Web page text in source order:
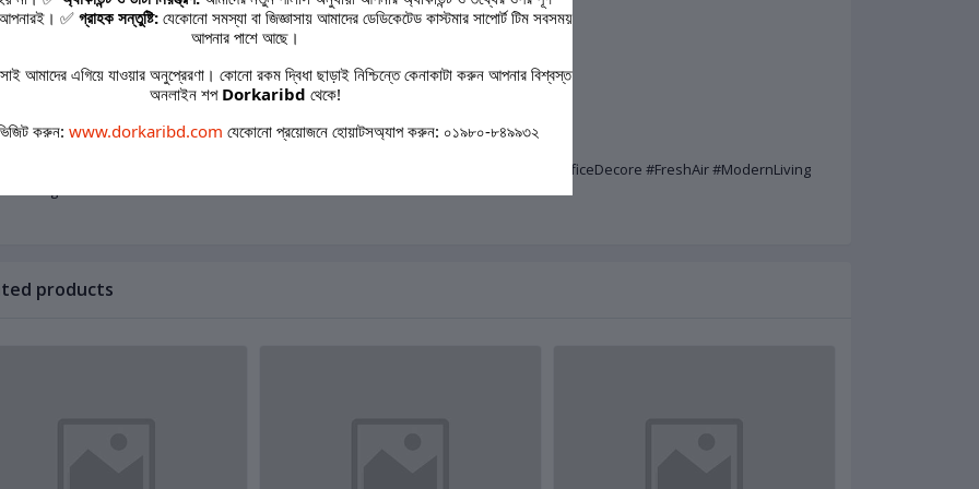
করার নিয়ম:
০১৯৮০-৮৪৯৯৩২
ক্যাশ অন ডেলিভারি নিশ্চিত করছি। আপনার চারপাশকে স্মার্টলি সুবাসিত করতে আজই সংগ্রহ করুন!
#SmartHome #AirFreshenerDispenser #AutomaticSpray #HomeFragrance #OfficeDecore #FreshAir #ModernLiving
products
আপনারই। ✅ গ্রাহক সন্তুষ্টি: যেকোনো সমস্যা বা জিজ্ঞাসায় আমাদের ডেডিকেটেড কাস্টমার সাপোর্ট টিম সবসময়
আপনার পাশে আছে।
আমাদের এগিয়ে যাওয়ার অনুপ্রেরণা। কোনো রকম দ্বিধা ছাড়াই নিশ্চিন্তে কেনাকাটা করুন আপনার বিশ্বস্ত
অনলাইন শপ Dorkaribd থেকে!
করুন: www.dorkaribd.com যেকোনো প্রয়োজনে হোয়াটসঅ্যাপ করুন: ০১৯৮০-৮৪৯৯৩২